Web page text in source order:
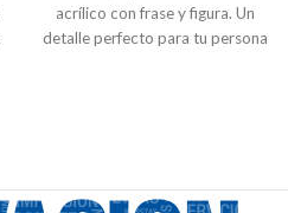
acrílico con frase y figura. Un
detalle perfecto para tu persona